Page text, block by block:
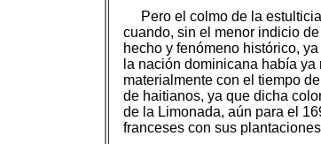
Pero el colmo de la
cuando, sin el menor indicio
hecho y fenómeno histórico,
la nación dominicana había
materialmente con el tiempo
de haitianos, ya que dicha
de la Limonada, aún para el
franceses con sus